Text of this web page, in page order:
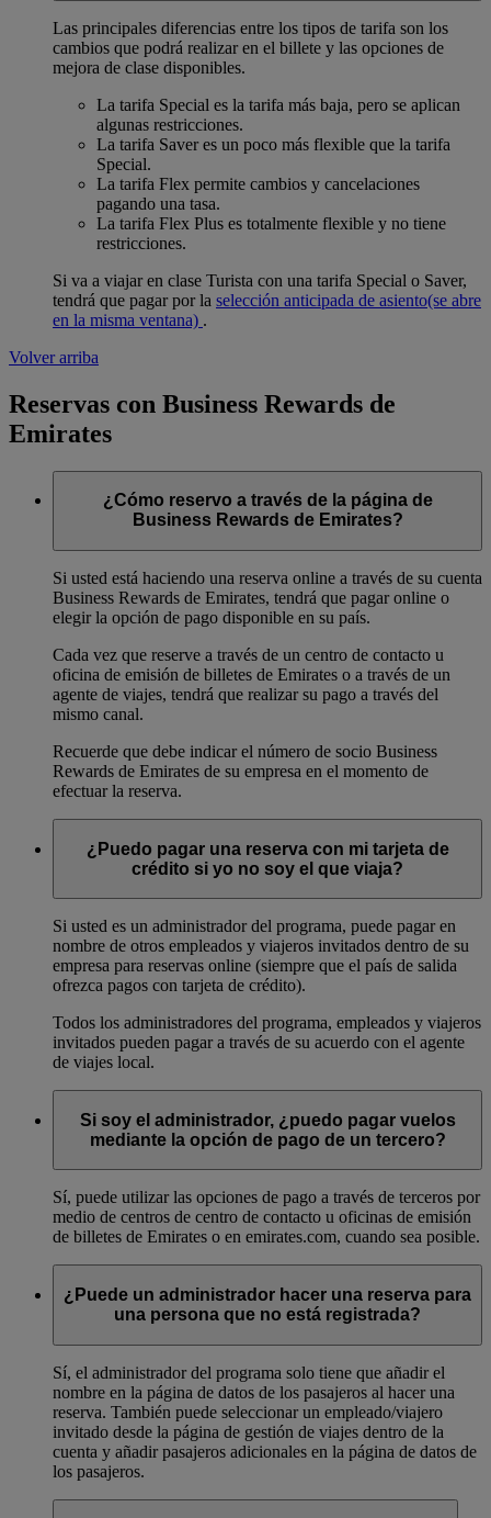
Las principales diferencias entre los tipos de tarifa son los
cambios que podrá realizar en el billete y las opciones de
mejora de clase disponibles.
La tarifa Special es la tarifa más baja, pero se aplican
algunas restricciones.
La tarifa Saver es un poco más flexible que la tarifa
Special.
La tarifa Flex permite cambios y cancelaciones
pagando una tasa.
La tarifa Flex Plus es totalmente flexible y no tiene
restricciones.
Si va a viajar en clase Turista con una tarifa Special o Saver,
tendrá que pagar por la selección anticipada de asiento(se abre
en la misma ventana) .
Volver arriba
Reservas con Business Rewards de
Emirates
¿Cómo reservo a través de la página de
Business Rewards de Emirates?
Si usted está haciendo una reserva online a través de su cuenta
Business Rewards de Emirates, tendrá que pagar online o
elegir la opción de pago disponible en su país.
Cada vez que reserve a través de un centro de contacto u
oficina de emisión de billetes de Emirates o a través de un
agente de viajes, tendrá que realizar su pago a través del
mismo canal.
Recuerde que debe indicar el número de socio Business
Rewards de Emirates de su empresa en el momento de
efectuar la reserva.
¿Puedo pagar una reserva con mi tarjeta de
crédito si yo no soy el que viaja?
Si usted es un administrador del programa, puede pagar en
nombre de otros empleados y viajeros invitados dentro de su
empresa para reservas online (siempre que el país de salida
ofrezca pagos con tarjeta de crédito).
Todos los administradores del programa, empleados y viajeros
invitados pueden pagar a través de su acuerdo con el agente
de viajes local.
Si soy el administrador, ¿puedo pagar vuelos
mediante la opción de pago de un tercero?
Sí, puede utilizar las opciones de pago a través de terceros por
medio de centros de centro de contacto u oficinas de emisión
de billetes de Emirates o en emirates.com, cuando sea posible.
¿Puede un administrador hacer una reserva para
una persona que no está registrada?
Sí, el administrador del programa solo tiene que añadir el
nombre en la página de datos de los pasajeros al hacer una
reserva. También puede seleccionar un empleado/viajero
invitado desde la página de gestión de viajes dentro de la
cuenta y añadir pasajeros adicionales en la página de datos de
los pasajeros.